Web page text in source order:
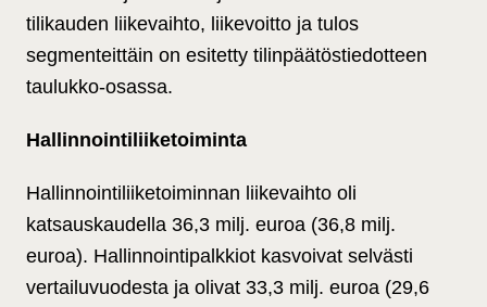
tilikauden liikevaihto, liikevoitto ja tulos
segmenteittäin on esitetty tilinpäätöstiedotteen
taulukko-osassa.
Hallinnointiliiketoiminta
Hallinnointiliiketoiminnan liikevaihto oli
katsauskaudella 36,3 milj. euroa (36,8 milj.
euroa). Hallinnointipalkkiot kasvoivat selvästi
vertailuvuodesta ja olivat 33,3 milj. euroa (29,6